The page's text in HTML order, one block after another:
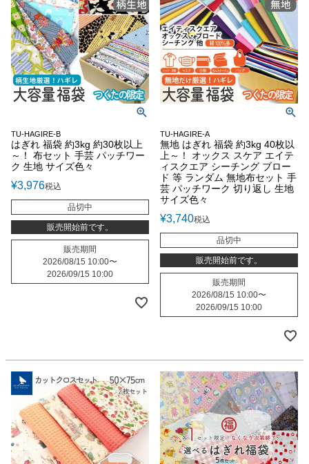
TU-HAGIRE-B
はぎれ 福袋 約3kg 約30枚以上
～！ 布セット 手芸 パッチワー
ク 生地 サイズ色々
¥3,976税込
品切中
販売開始前です。
販売期間
2026/08/15 10:00〜
2026/09/15 10:00
TU-HAGIRE-A
無地 はぎれ 福袋 約3kg 40枚以
上～！ オックス スケア エイテ
ィスクエア シーチング ブロー
ド 等 ランダム 無地布セット 手
芸 パッチワーク 切り返し 生地
サイズ色々
¥3,740税込
品切中
販売開始前です。
販売期間
2026/08/15 10:00〜
2026/09/15 10:00